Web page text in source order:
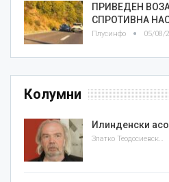
ПРИВЕДЕН
СПРОТИВНА
Плусинфо 05/08/
Колумни
Илинденски